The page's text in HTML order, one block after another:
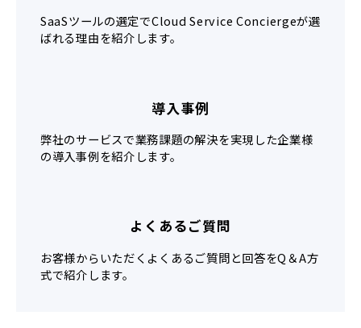
SaaSツールの選定でCloud Service Conciergeが選
ばれる理由を紹介します。
導入事例
弊社のサービスで業務課題の解決を実現した企業様
の導入事例を紹介します。
よくあるご質問
お客様からいただくよくあるご質問と回答をQ＆A方
式で紹介します。